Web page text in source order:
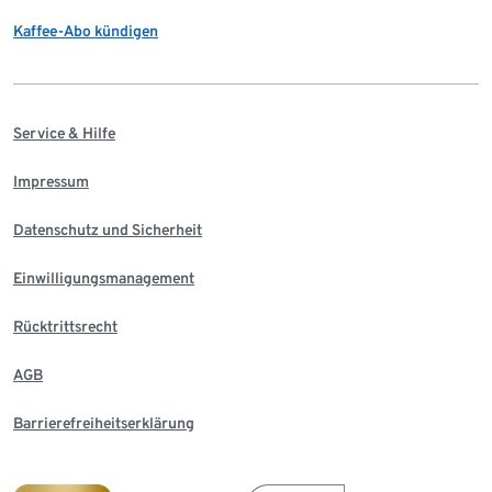
Kaffee-Abo kündigen
Service & Hilfe
Impressum
Datenschutz und Sicherheit
Einwilligungsmanagement
Rücktrittsrecht
AGB
Barrierefreiheitserklärung